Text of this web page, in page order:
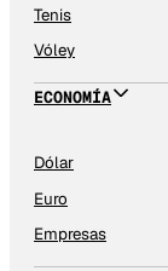
Tenis
Vóley
ECONOMÍA
Dólar
Euro
Empresas